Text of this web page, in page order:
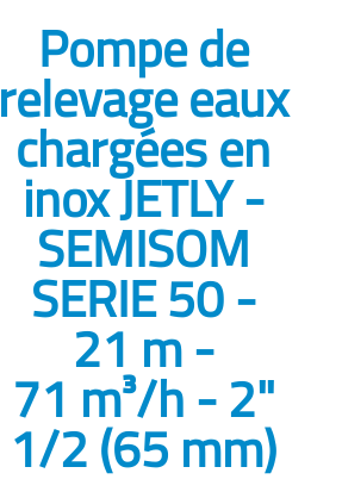
Pompe de
relevage eaux
chargées en
inox JETLY -
SEMISOM
SERIE 50 -
21 m -
71 m³/h - 2"
1/2 (65 mm)